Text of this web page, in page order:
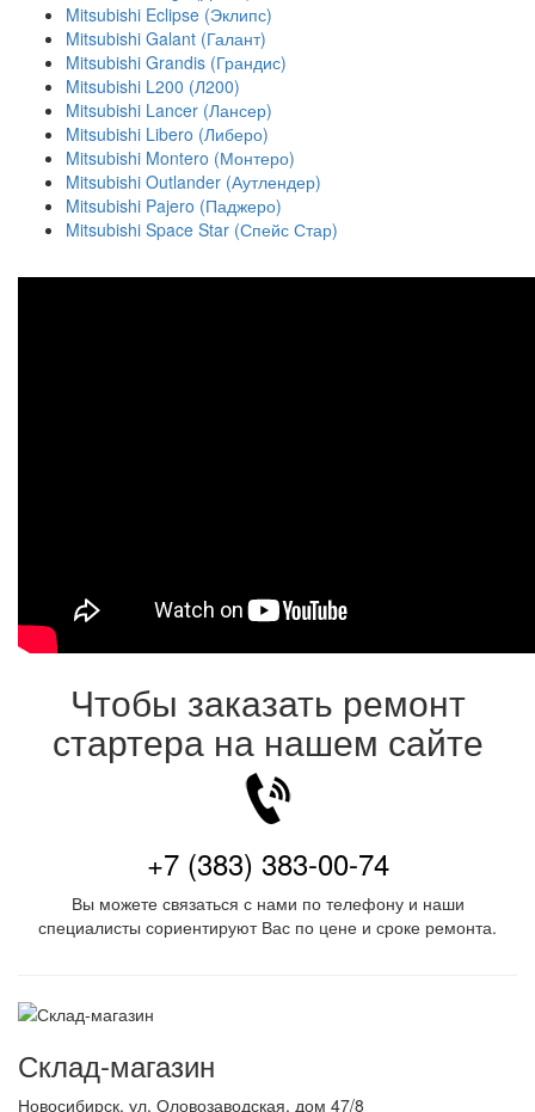
Mitsubishi Eclipse (Эклипс)
Mitsubishi Galant (Галант)
Mitsubishi Grandis (Грандис)
Mitsubishi L200 (Л200)
Mitsubishi Lancer (Лансер)
Mitsubishi Libero (Либеро)
Mitsubishi Montero (Монтеро)
Mitsubishi Outlander (Аутлендер)
Mitsubishi Pajero (Паджеро)
Mitsubishi Space Star (Спейс Стар)
Чтобы заказать ремонт
стартера на нашем сайте
+7 (383) 383-00-74
Вы можете связаться с нами по телефону и наши
специалисты сориентируют Вас по цене и сроке ремонта.
Склад-магазин
Новосибирск, ул. Оловозаводская, дом 47/8